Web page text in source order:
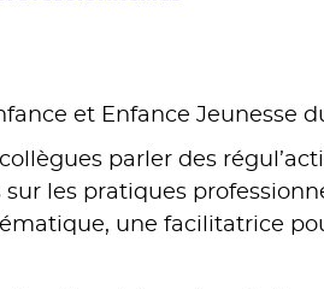
et Enfance Jeunesse
parler des
sur les pratiques
une facilitatrice